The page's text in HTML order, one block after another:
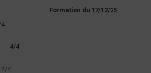
4
4/4
4/4
Formation du 17/12/25